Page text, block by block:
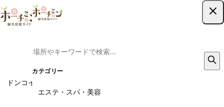
カテゴリー
エステ・スパ・美容
ユリスパ | 2ページ目
ドンコイ通り中心に佇むスパ。癒しの空間でリラクゼーションを！